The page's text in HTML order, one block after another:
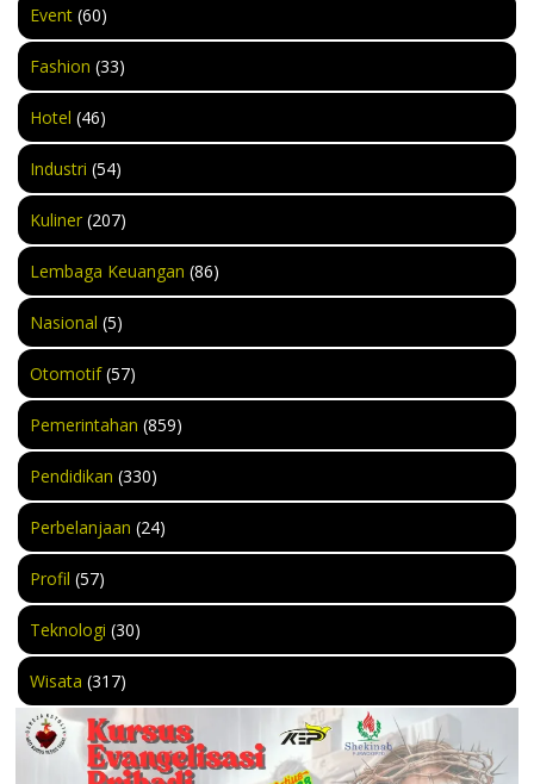
Event (60)
Fashion (33)
Hotel (46)
Industri (54)
Kuliner (207)
Lembaga Keuangan (86)
Nasional (5)
Otomotif(57)
Pemerintahan (859)
Pendidikan (330)
Perbelanjaan (24)
Profil (57)
Teknologi (30)
Wisata (317)